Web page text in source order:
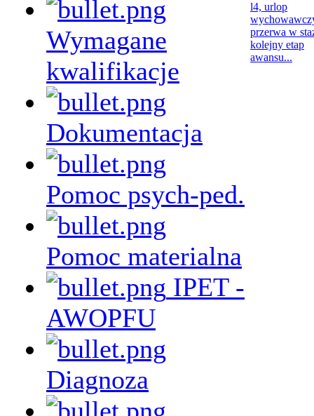
Wymagane
kwalifikacje
Dokumentacja
Pomoc psych-ped.
Pomoc materialna
IPET -
AWOPFU
Diagnoza
l4, urlop
przerwa w
kolejny etap
awansu...